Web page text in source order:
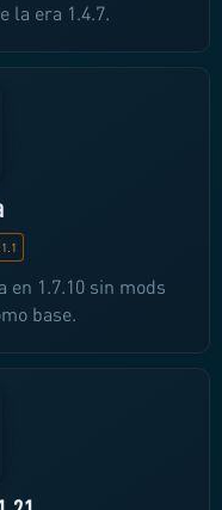
la era 1.4.7.
en 1.7.10 sin mods
base.